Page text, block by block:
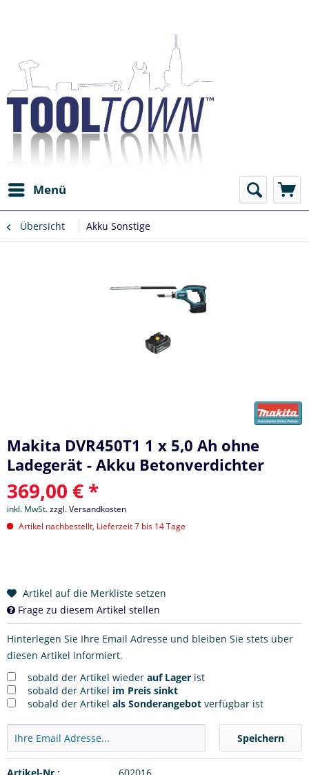
Menü
Übersicht Akku Sonstige
Makita DVR450T1 1 x 5,0 Ah ohne
Ladegerät - Akku Betonverdichter
369,00 € *
inkl. MwSt.zzgl. Versandkosten
Artikel nachbestellt, Lieferzeit 7 bis 14 Tage
Artikel auf die Merkliste setzen
Frage zu diesem Artikel stellen
Hinterlegen Sie Ihre Email Adresse und bleiben Sie stets über
diesen Artikel informiert.
sobald der Artikel wieder auf Lager ist
sobald der Artikel im Preis sinkt
sobald der Artikel als Sonderangebot verfügbar ist
Speichern